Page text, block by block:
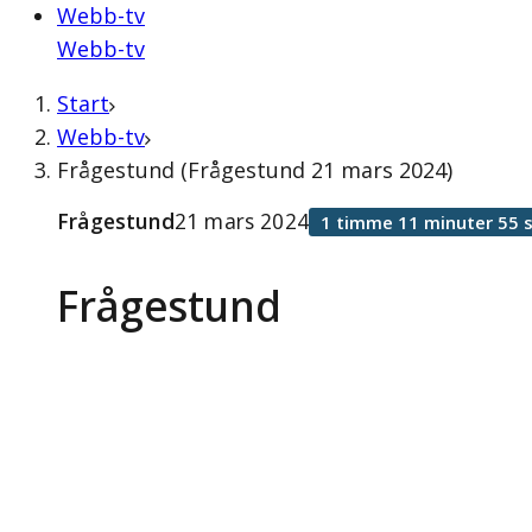
Webb-tv
Webb-tv
Start
Webb-tv
Frågestund (Frågestund 21 mars 2024)
Frågestund
Frågestund21 mars 2024 1 timme 11 minuter 55